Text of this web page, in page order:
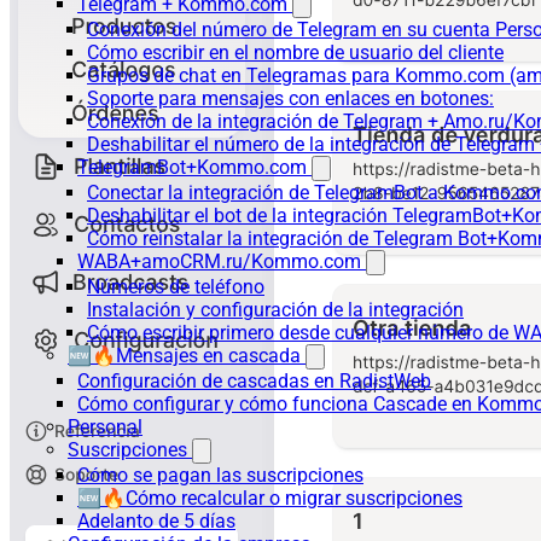
Conexión del número de Telegram en su cuenta
Cómo escribir en el nombre de usuario del cliente
Grupos de chat en Telegramas para Kommo.com
Soporte para mensajes con enlaces en botones:
Conexión de la integración de Telegram + Amo.ru/
Deshabilitar el número de la integración de
TelegramBot+Kommo.com
Conectar la integración de TelegramBot a
Deshabilitar el bot de la integración
Cómo reinstalar la integración de Telegram
WABA+amoCRM.ru/Kommo.com
Números de teléfono
Instalación y configuración de la integración
Cómo escribir primero desde cualquier número de
🆕🔥Mensajes en cascada
Configuración de cascadas en RadistWeb
Cómo configurar y cómo funciona Cascade en
Personal
Suscripciones
Cómo se pagan las suscripciones
🆕🔥Cómo recalcular o migrar suscripciones
Adelanto de 5 días